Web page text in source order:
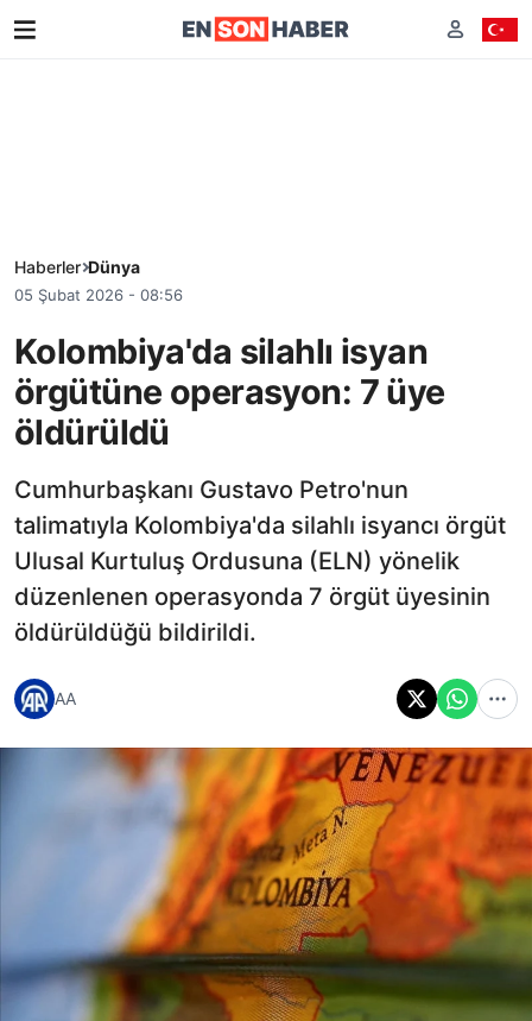
Haberler Dünya
05 Şubat 2026 - 08:56
Kolombiya'da silahlı isyan
örgütüne operasyon: 7 üye
öldürüldü
Cumhurbaşkanı Gustavo Petro'nun
talimatıyla Kolombiya'da silahlı isyancı örgüt
Ulusal Kurtuluş Ordusuna (ELN) yönelik
düzenlenen operasyonda 7 örgüt üyesinin
öldürüldüğü bildirildi.
AA